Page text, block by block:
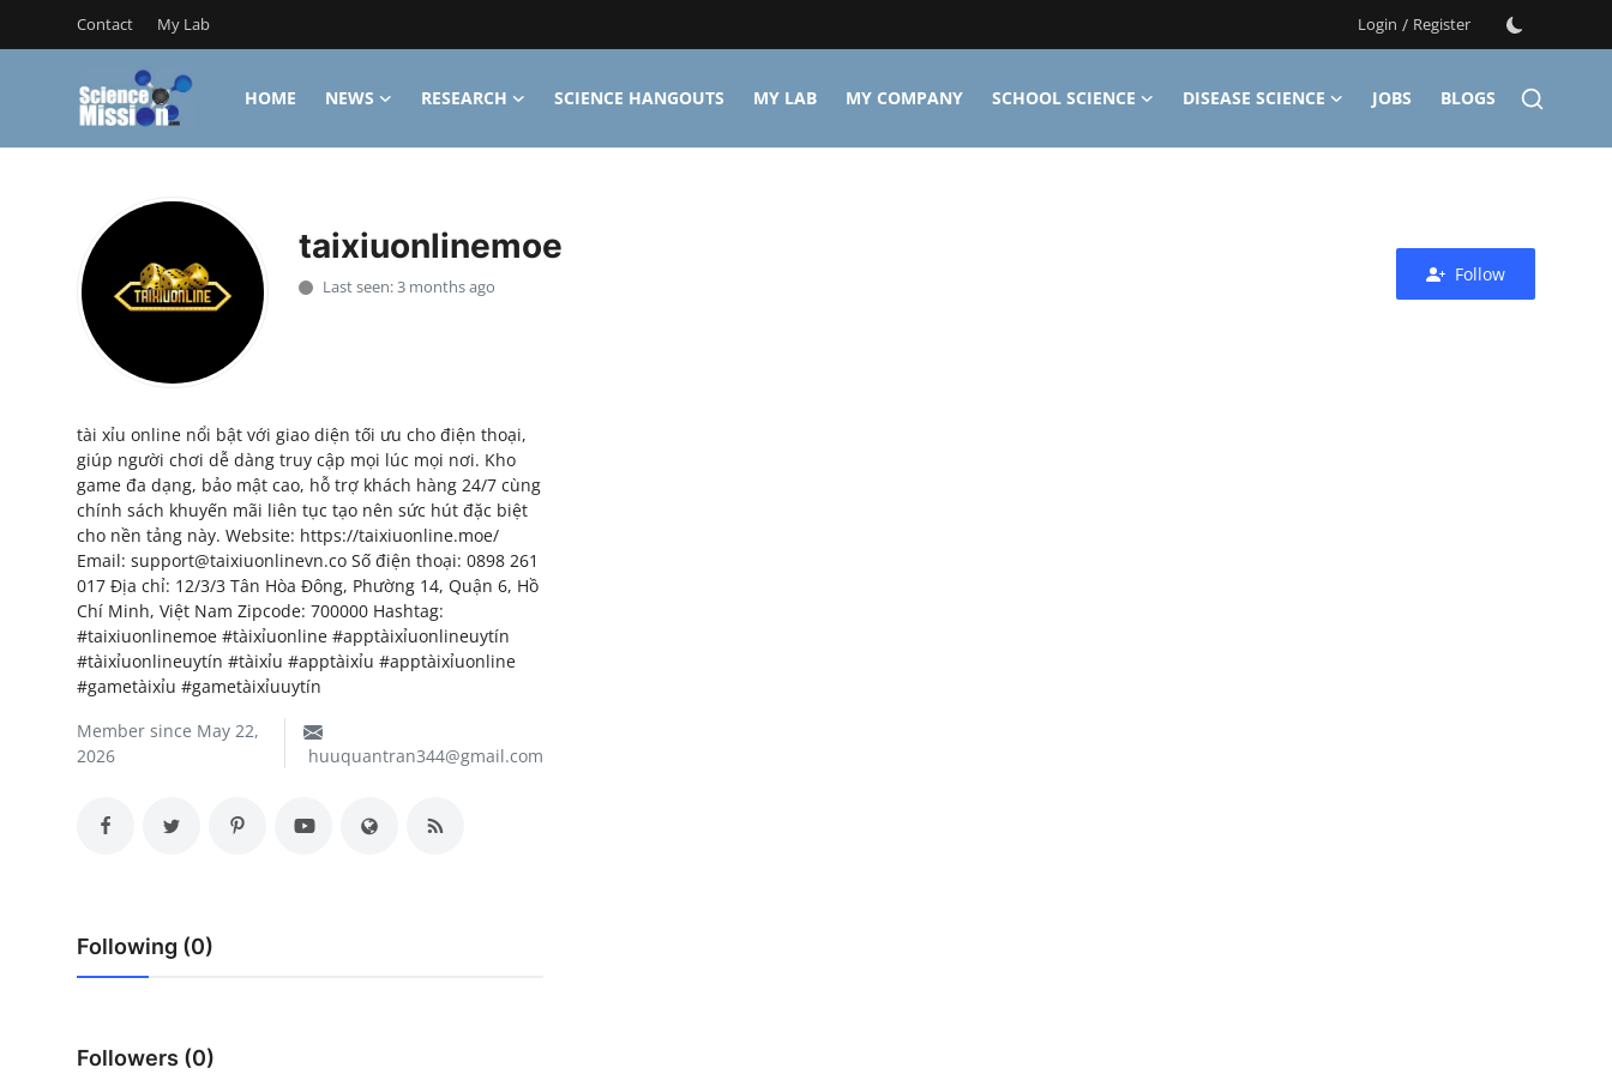
Contact My Lab Login / Register
HOME NEWS RESEARCH SCIENCE HANGOUTS MY LAB MY COMPANY SCHOOL SCIENCE DISEASE SCIENCE JOBS
BLOGS
Login
Contact
My Lab
Science Hangouts
My Lab
My Company
School Science
Disease Science
taixiuonlinemoe
Last seen: 3 months ago
Follow
tài xỉu online nổi bật với giao diện tối ưu cho điện thoại,
giúp người chơi dễ dàng truy cập mọi lúc mọi nơi. Kho
game đa dạng, bảo mật cao, hỗ trợ khách hàng 24/7 cùng
chính sách khuyến mãi liên tục tạo nên sức hút đặc biệt
cho nền tảng này. Website: https://taixiuonline.moe/
Email: support@taixiuonlinevn.co Số điện thoại: 0898 261
017 Địa chỉ: 12/3/3 Tân Hòa Đông, Phường 14, Quận 6, Hồ
Chí Minh, Việt Nam Zipcode: 700000 Hashtag:
#taixiuonlinemoe #tàixỉuonline #apptàixỉuonlineuytín
#tàixỉuonlineuytín #tàixỉu #apptàixỉu #apptàixỉuonline
#gametàixỉu #gametàixỉuuytín
Member since May 22,
2026
huuquantran344@gmail.com
Following (0)
Followers (0)